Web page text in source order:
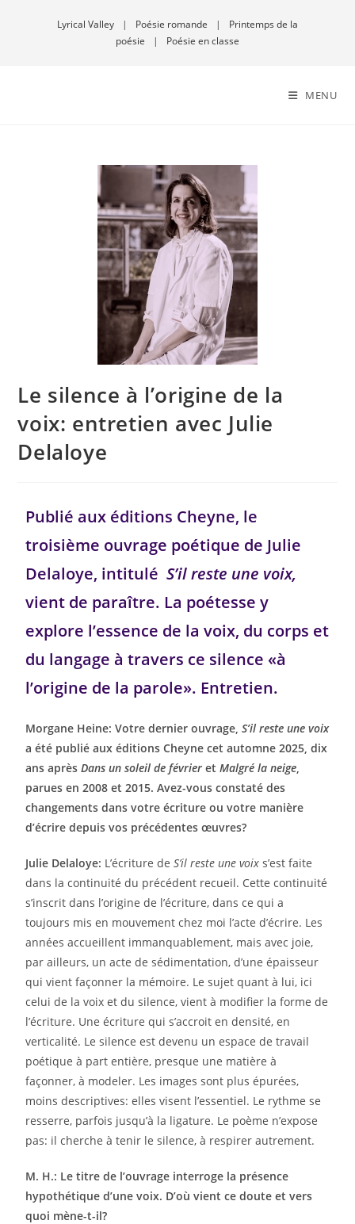
Lyrical Valley | Poésie romande |
Printemps de la
poésie
| Poésie en classe
MENU
Le silence à l’origine de la
voix: entretien avec Julie
Delaloye
Publié aux éditions Cheyne, le
troisième ouvrage poétique de Julie
Delaloye, intituléS’il reste une voix,
vient de paraître. La poétesse y
explore l’essence de la voix, du corps et
du langage à travers ce silence «à
l’origine de la parole». Entretien.
Morgane Heine: Votre dernier ouvrage,S’il reste une voix
a été publié aux éditions Cheyne cet automne 2025, dix
ans aprèsDans un soleil de févrieretMalgré la neige,
parues en 2008 et 2015. Avez-vous constaté des
changements dans votre écriture ou votre manière
d’écrire depuis vos précédentes œuvres?
Julie Delaloye: L’écriture deS’il reste une voix s’est faite
dans la continuité du précédent recueil. Cette continuité
s’inscrit dans l’origine de l’écriture, dans ce qui a
toujours mis en mouvement chez moi l’acte d’écrire. Les
années accueillent immanquablement, mais avec joie,
par ailleurs, un acte de sédimentation, d’une épaisseur
qui vient façonner la mémoire. Le sujet quant à lui, ici
celui de la voix et du silence, vient à modifier la forme de
l’écriture. Une écriture qui s’accroit en densité, en
verticalité. Le silence est devenu un espace de travail
poétique à part entière, presque une matière à
façonner, à modeler. Les images sont plus épurées,
moins descriptives: elles visent l’essentiel. Le rythme se
resserre, parfois jusqu’à la ligature. Le poème n’expose
pas: il cherche à tenir le silence, à respirer autrement.
M. H.: Le titre de l’ouvrage interroge la présence
hypothétique d’une voix. D’où vient ce doute et vers
quoi mène-t-il?